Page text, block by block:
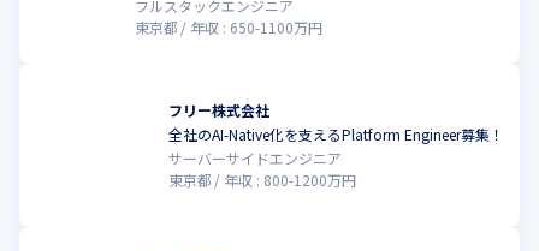
フルスタックエンジニア
東京都
年収 : 650-1100万円
フリー株式会社
全社のAI-Native化を支えるPlatform Engineer募集！
サーバーサイドエンジニア
東京都
年収 : 800-1200万円